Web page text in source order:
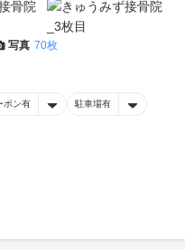
写真 70枚
ポン有 駐車場有